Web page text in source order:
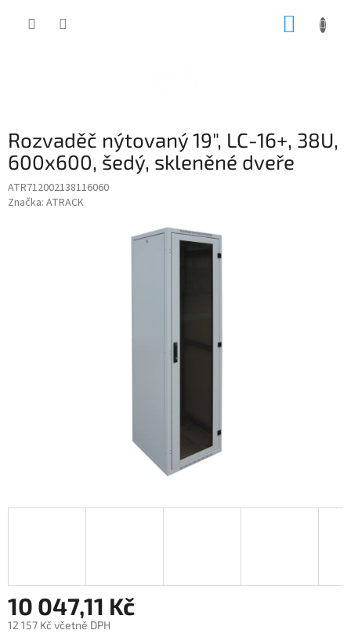
Rozvaděč nýtovaný 19", LC-16+, 38U,
600x600, šedý, skleněné dveře
ATR712002138116060
Značka: ATRACK
10 047,11 Kč
12 157 Kč včetně DPH